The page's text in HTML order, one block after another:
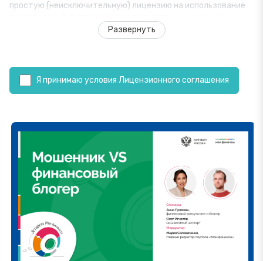
простую (неисключительную) лицензию на использование
1.1. В соответствии со статьей 12861 Гражданского кодекса
Российской Федерации Лицензиар предоставляет
Лицензиату безвозмездно право использования следующих
1.1.1. 11 серий анимационного мультимедийного продукта
«Азбука финансовой грамотности». Основанием наличия
исключительных прав на указанные произведения у
Лицензиара является акт приема-передачи №00ГУ-000098
от 09.12.2021.
1.1.2. Видеоматериалы поддерживающие проведение
занятий по финансово грамотности. Основанием наличия
исключительных прав на указанные произведения у
Лицензиара является акт приема-передачи №00ГУ-000099
от 09.12.2021.
1.1.3. Материалы по финансовой грамотности для
Развернуть
Я принимаю условия Лицензионного соглашения